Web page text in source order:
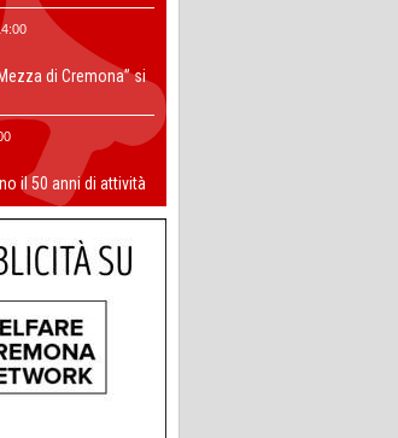
di Cremona” si
il 50 anni di attività